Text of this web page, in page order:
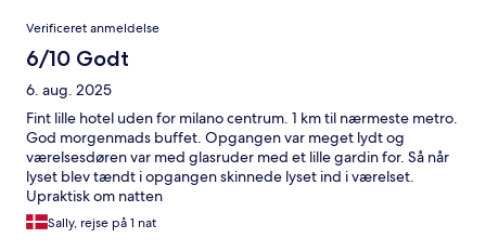
Anmeldelser
Verificeret anmeldelse
6/10 Godt
6. aug. 2025
Fint lille hotel uden for milano centrum. 1 km til nærmeste metro.
God morgenmads buffet. Opgangen var meget lydt og
værelsesdøren var med glasruder med et lille gardin for. Så når
lyset blev tændt i opgangen skinnede lyset ind i værelset.
Upraktisk om natten
Sally, rejse på 1 nat